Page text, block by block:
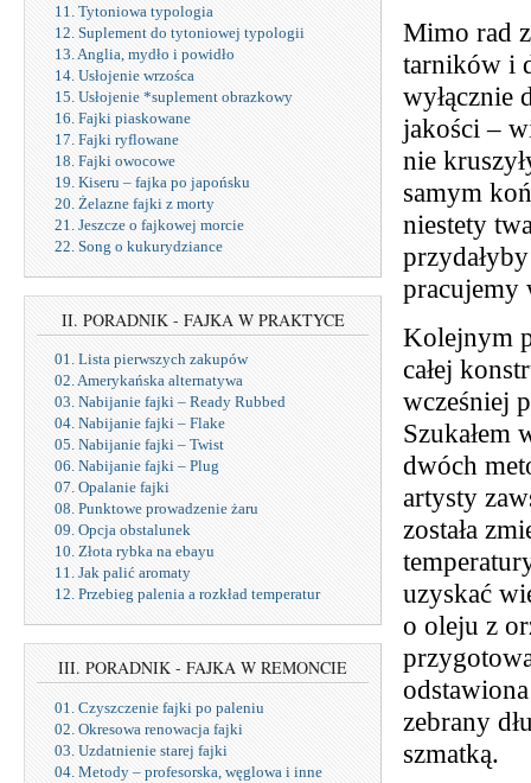
11. Tytoniowa typologia
12. Suplement do tytoniowej typologii
13. Anglia, mydło i powidło
14. Usłojenie wrzośca
15. Usłojenie *suplement obrazkowy
16. Fajki piaskowane
17. Fajki ryflowane
18. Fajki owocowe
19. Kiseru – fajka po japońsku
20. Żelazne fajki z morty
21. Jeszcze o fajkowej morcie
22. Song o kukurydziance
II. PORADNIK - FAJKA W PRAKTYCE
01. Lista pierwszych zakupów
02. Amerykańska alternatywa
03. Nabijanie fajki – Ready Rubbed
04. Nabijanie fajki – Flake
05. Nabijanie fajki – Twist
06. Nabijanie fajki – Plug
07. Opalanie fajki
08. Punktowe prowadzenie żaru
09. Opcja obstalunek
10. Złota rybka na ebayu
11. Jak palić aromaty
12. Przebieg palenia a rozkład temperatur
III. PORADNIK - FAJKA W REMONCIE
01. Czyszczenie fajki po paleniu
02. Okresowa renowacja fajki
03. Uzdatnienie starej fajki
04. Metody – profesorska, węglowa i inne
Mimo rad
tarników i
wyłącznie
jakości –
nie
samym
niestety
pracujemy
Kolejnym
całej
wcześniej
Szukałem
dwóch
artysty
została
uzyskać
o oleju z
zebrany
szmatką.